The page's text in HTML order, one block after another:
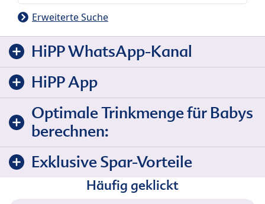
Erweiterte Suche
HiPP WhatsApp-Kanal
HiPP App
Optimale Trinkmenge für Babys
berechnen:
Exklusive Spar-Vorteile
Häufig geklickt